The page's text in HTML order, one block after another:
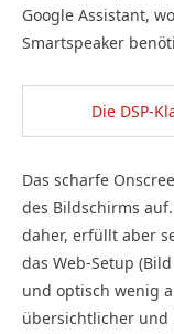
Google Assistant,
Smartspeaker
Die DSP-
Das scharfe
des Bildschirms
daher, erfüllt aber
das Web-Setup
und optisch wenig
übersichtlicher und